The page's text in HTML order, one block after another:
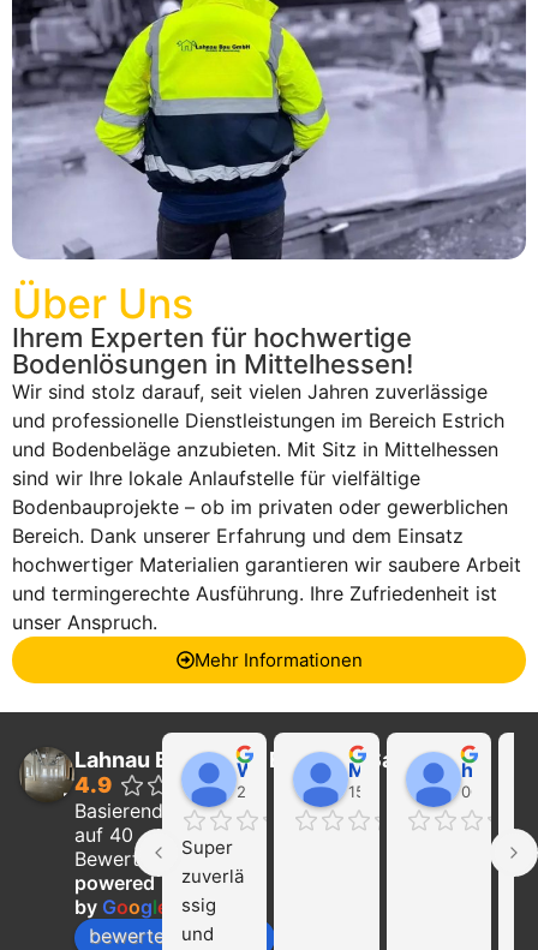
Über Uns
Ihrem Experten für hochwertige
Bodenlösungen in Mittelhessen!
Wir sind stolz darauf, seit vielen Jahren zuverlässige
und professionelle Dienstleistungen im Bereich Estrich
und Bodenbeläge anzubieten. Mit Sitz in Mittelhessen
sind wir Ihre lokale Anlaufstelle für vielfältige
Bodenbauprojekte – ob im privaten oder gewerblichen
Bereich. Dank unserer Erfahrung und dem Einsatz
hochwertiger Materialien garantieren wir saubere Arbeit
und termingerechte Ausführung. Ihre Zufriedenheit ist
unser Anspruch.
Mehr Informationen
Lahnau Bau GmbH Estrich & Sanierung
4.9
Basierend
auf 40
Bewertungen
powered
by Google
bewerte uns auf
Walter Wider
22:21 01 Feb 24
Super
zuverlä
ssig
und
Marcel Becker
15:39 31 Jan 24
hayat Nikolaeva
00:29 16